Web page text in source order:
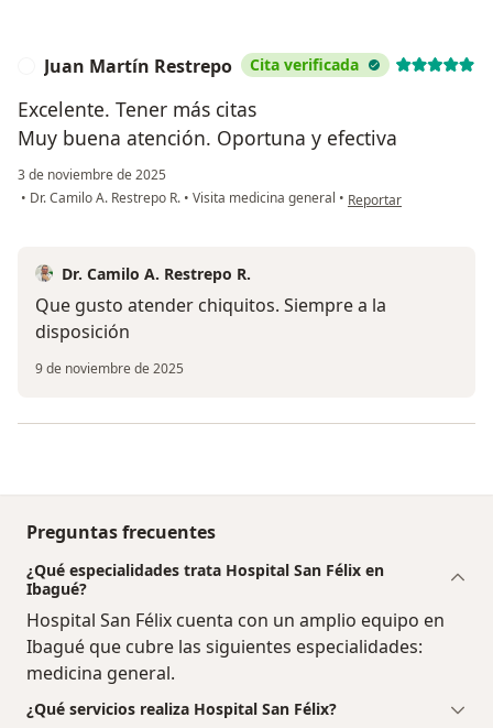
Juan Martín Restrepo Cita verificada
Excelente. Tener más citas
Muy buena atención. Oportuna y efectiva
3 de noviembre de 2025
• Dr. Camilo A. Restrepo R. • Visita medicina general • en opinión del usuario
Reportar
Dr. Camilo A. Restrepo R.
Que gusto atender chiquitos. Siempre a la
disposición
9 de noviembre de 2025
Preguntas frecuentes
¿Qué especialidades trata Hospital San Félix en
Ibagué?
Hospital San Félix cuenta con un amplio equipo en
Ibagué que cubre las siguientes especialidades:
medicina general.
¿Qué servicios realiza Hospital San Félix?